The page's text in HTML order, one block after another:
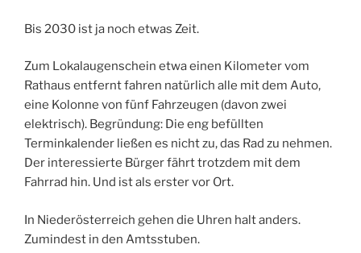
Bis 2030 ist ja noch etwas Zeit.
Zum Lokalaugenschein etwa einen Kilometer vom
Rathaus entfernt fahren natürlich alle mit dem Auto,
eine Kolonne von fünf Fahrzeugen (davon zwei
elektrisch). Begründung: Die eng befüllten
Terminkalender ließen es nicht zu, das Rad zu nehmen.
Der interessierte Bürger fährt trotzdem mit dem
Fahrrad hin. Und ist als erster vor Ort.
In Niederösterreich gehen die Uhren halt anders.
Zumindest in den Amtsstuben.